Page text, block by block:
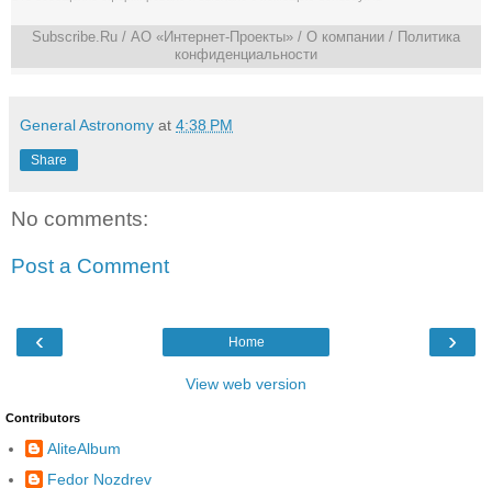
Subscribe.Ru / АО «Интернет-Проекты» / О компании / Политика
конфиденциальности
General Astronomy at 4:38 PM
Share
No comments:
Post a Comment
‹ ›
Home
View web version
Contributors
AliteAlbum
Fedor Nozdrev